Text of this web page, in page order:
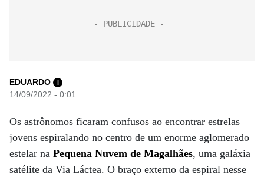
EDUARDO i
14/09/2022 - 0:01
Os astrônomos ficaram confusos ao encontrar estrelas
jovens espiralando no centro de um enorme aglomerado
estelar na Pequena Nuvem de Magalhães, uma galáxia
satélite da Via Láctea. O braço externo da espiral nesse